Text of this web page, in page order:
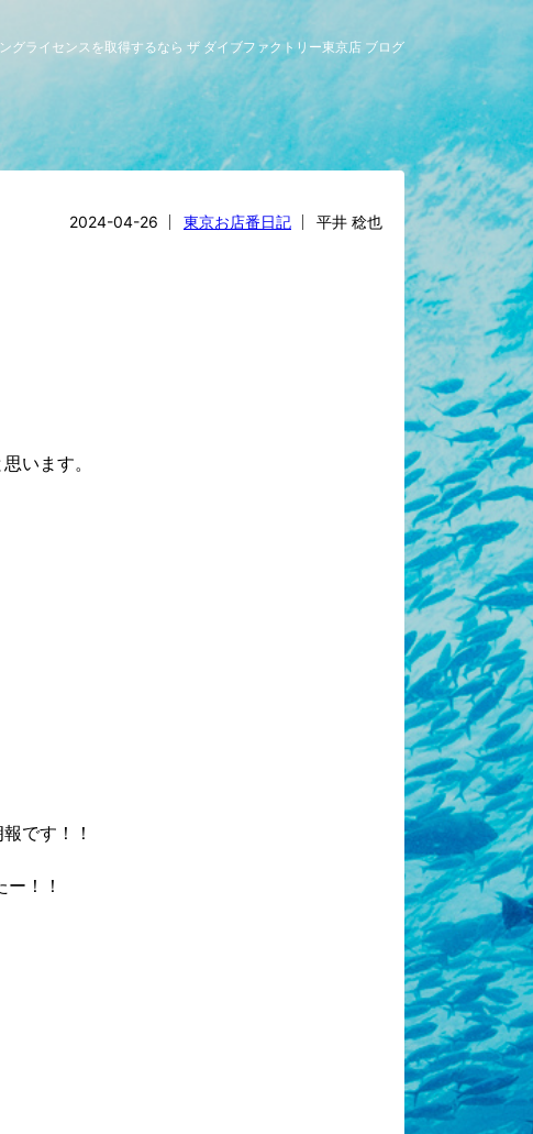
グライセンスを取得するなら ザ ダイブファクトリー東京店 ブログ
2024-04-26 東京お店番日記 平井 稔也
います。
です！！
！！